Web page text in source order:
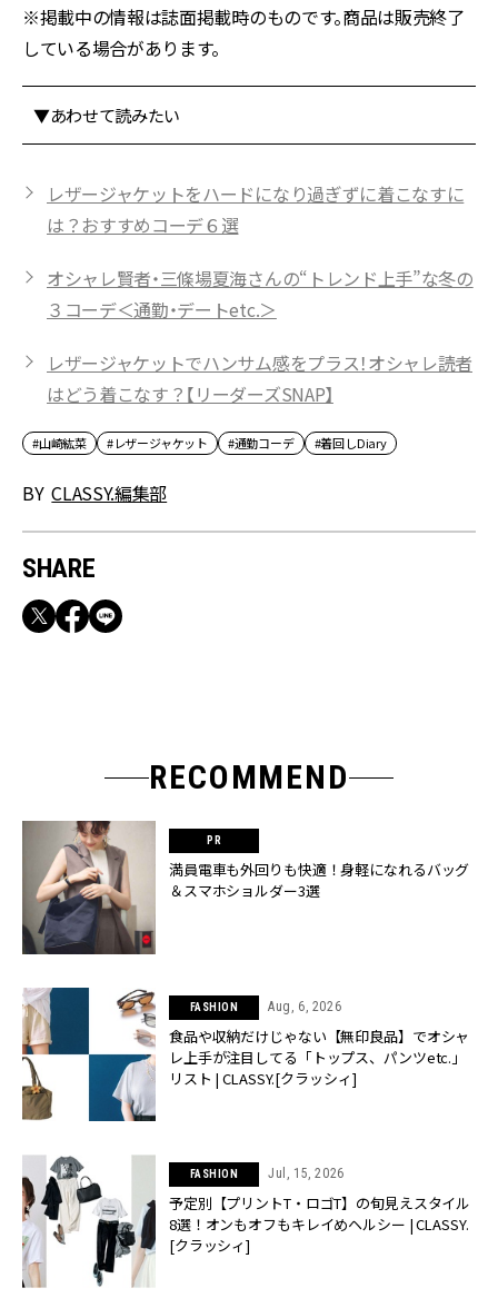
※掲載中の情報は誌面掲載時のものです。商品は販売終了
している場合があります。
▼あわせて読みたい
レザージャケットをハードになり過ぎずに着こなすに
は？おすすめコーデ６選
オシャレ賢者・三條場夏海さんの“トレンド上手”な冬の
３コーデ＜通勤・デートetc.＞
レザージャケットでハンサム感をプラス！オシャレ読者
はどう着こなす？【リーダーズSNAP】
#山崎紘菜 #レザージャケット #通勤コーデ #着回しDiary
BY CLASSY.編集部
SHARE
RECOMMEND
満員電車も外回りも快適！身軽になれるバッグ
＆スマホショルダー3選
FASHION Aug, 6, 2026
食品や収納だけじゃない【無印良品】でオシャ
レ上手が注目してる「トップス、パンツetc.」
リスト | CLASSY.[クラッシィ]
FASHION Jul, 15, 2026
予定別【プリントT・ロゴT】の旬見えスタイル
8選！オンもオフもキレイめヘルシー | CLASSY.
[クラッシィ]